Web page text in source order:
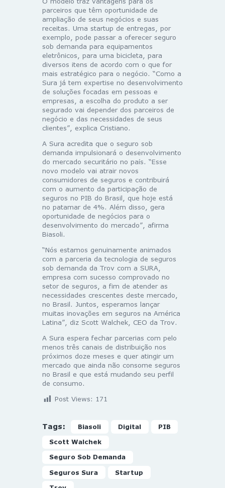
parceiros que têm oportunidade de
ampliação de seus negócios e suas
receitas. Uma startup de entregas, por
exemplo, pode passar a oferecer seguro
sob demanda para equipamentos
eletrônicos, para uma bicicleta, para
diversos itens de acordo com o que for
mais estratégico para o negócio. “Como a
Sura já tem expertise no desenvolvimento
de soluções focadas em pessoas e
empresas, a escolha do produto a ser
segurado vai depender dos parceiros de
negócio e das necessidades de seus
clientes”, explica Cristiano.
A Sura acredita que o seguro sob
demanda impulsionará o desenvolvimento
do mercado securitário no país. “Esse
novo modelo vai atrair novos
consumidores de seguros e contribuirá
com o aumento da participação de
seguros no PIB do Brasil, que hoje está
no patamar de 4%. Além disso, gera
oportunidade de negócios para o
desenvolvimento do mercado”, afirma
Biasoli.
“Nós estamos genuinamente animados
com a parceria da tecnologia de seguros
sob demanda da Trov com a SURA,
empresa com sucesso comprovado no
setor de seguros, a fim de atender as
necessidades crescentes deste mercado,
no Brasil. Juntos, esperamos lançar
muitas inovações em seguros na América
Latina”, diz Scott Walchek, CEO da Trov.
A Sura espera fechar parcerias com pelo
menos três canais de distribuição nos
próximos doze meses e quer atingir um
mercado que ainda não consome seguros
no Brasil e que está mudando seu perfil
de consumo.
Post Views: 171
Tags: Biasoli Digital PIB
Scott Walchek
Seguro Sob Demanda
Seguros Sura Startup